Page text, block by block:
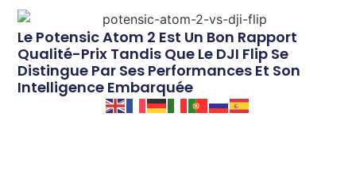
Le Potensic Atom 2 Est Un Bon Rapport
Qualité-Prix Tandis Que Le DJI Flip Se
Distingue Par Ses Performances Et Son
Intelligence Embarquée